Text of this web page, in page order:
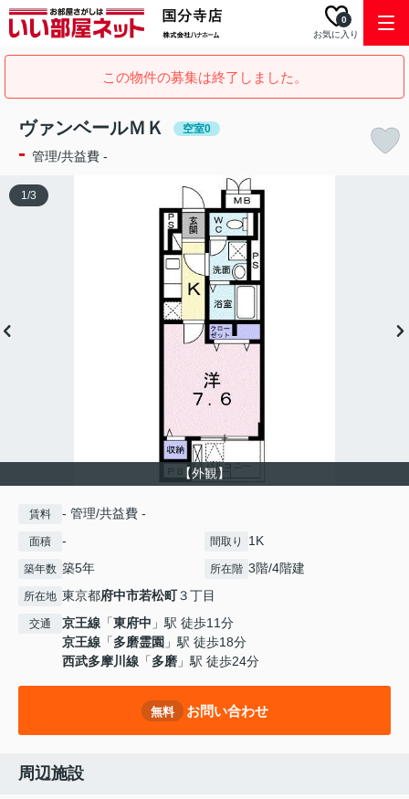
お気に入り
0
この物件の募集は終了しました。
ヴァンベールＭＫ 空室0
- 管理/共益費 -
【外観】
1/3
賃料 - 管理/共益費 -
面積 - 間取り 1K
築年数 築5年 所在階 3階/4階建
所在地 東京都府中市若松町３丁目
交通 京王線 「東府中 」駅 徒歩11分
京王線 「多磨霊園 」駅 徒歩18分
西武多摩川線 「多磨 」駅 徒歩24分
無料 お問い合わせ
周辺施設